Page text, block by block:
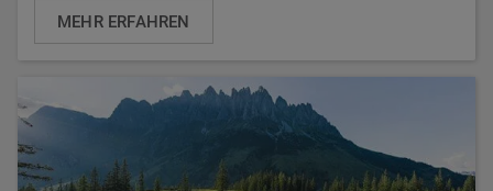
MEHR ERFAHREN